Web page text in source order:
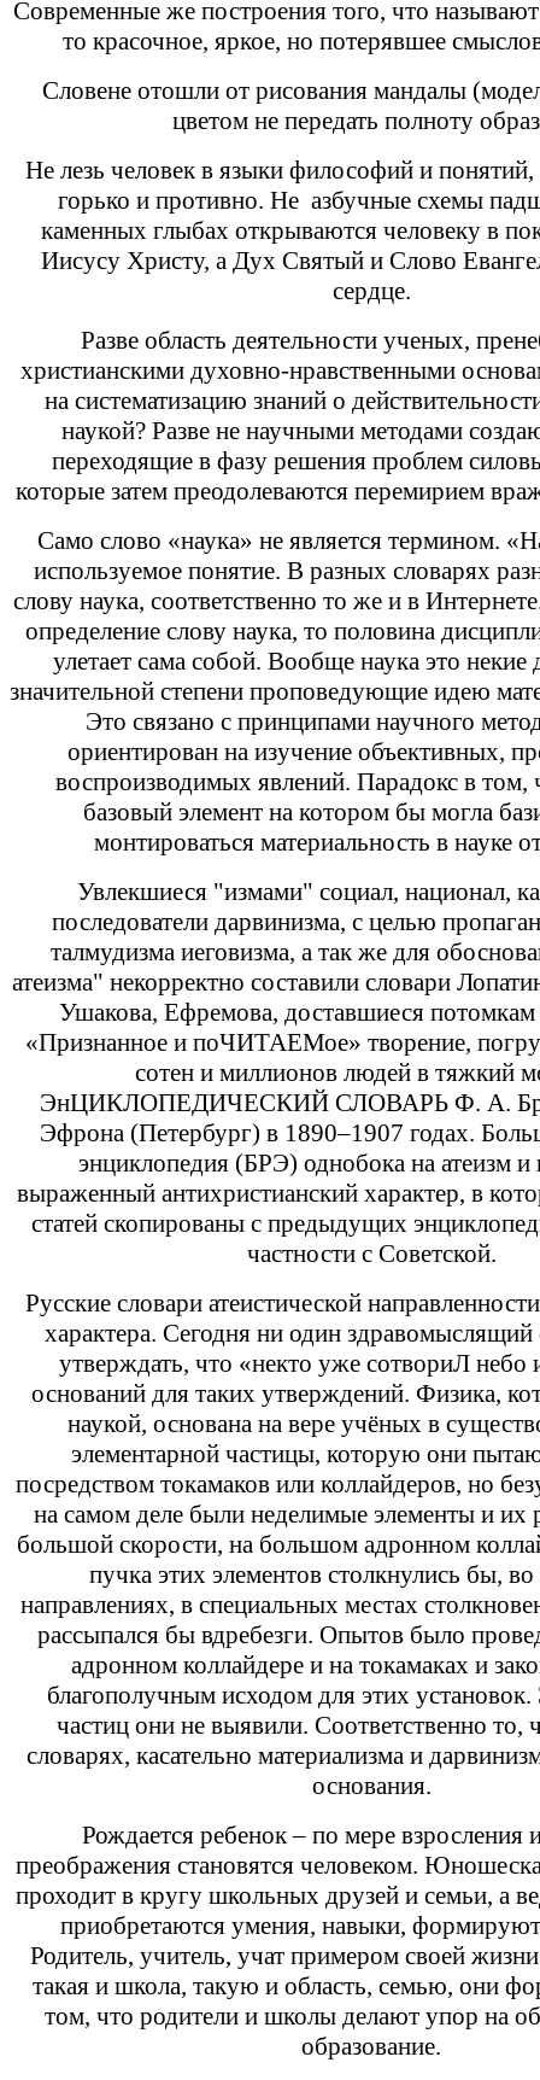
Современные же построения того, что
то красочное, яркое, но потерявшее
Словене отошли от рисования мандалы
цветом не передать полноту
Не лезь человек в языки философий и понятий,
горько и противно. Не азбучные схемы
каменных глыбах открываются человеку в
Иисусу Христу, а Дух Святый и Слово
сердце.
Разве область деятельности ученых,
христианскими духовно-нравственными
на систематизацию знаний о
наукой? Разве не научными методами
переходящие в фазу решения проблем
которые затем преодолеваются перемирием
Само слово «наука» не является термином.
используемое понятие. В разных словарях
слову наука, соответственно то же и в
определение слову наука, то половина
улетает сама собой. Вообще наука это
значительной степени проповедующие идею
Это связано с принципами научного
ориентирован на изучение объективных,
воспроизводимых явлений. Парадокс в том,
базовый элемент на котором бы могла
монтироваться материальность в науке
Увлекшиеся "измами" социал, национал,
последователи дарвинизма, с целью
талмудизма иеговизма, а так же для
атеизма" некорректно составили словари
Ушакова, Ефремова, доставшиеся потомкам
«Признанное и поЧИТАЕМое» творение,
сотен и миллионов людей в тяжкий
ЭнЦИКЛОПЕДИЧЕСКИЙ СЛОВАРЬ Ф. А.
Эфрона (Петербург) в 1890–1907 годах.
энциклопедия (БРЭ) однобока на атеизм и
выраженный антихристианский характер, в
статей скопированы с предыдущих
частности с Советской.
Русские словари атеистической
характера. Сегодня ни один здравомыслящий
утверждать, что «некто уже сотвориЛ небо
оснований для таких утверждений. Физика,
наукой, основана на вере учёных в
элементарной частицы, которую они
посредством токамаков или коллайдеров, но
на самом деле были неделимые элементы и их
большой скорости, на большом адронном
пучка этих элементов столкнулись бы,
направлениях, в специальных местах
рассыпался бы вдребезги. Опытов было
адронном коллайдере и на токамаках и
благополучным исходом для этих
частиц они не выявили. Соответственно то,
словарях, касательно материализма и
основания.
Рождается ребенок – по мере взросления
преображения становятся человеком.
проходит в кругу школьных друзей и семьи, а
приобретаются умения, навыки,
Родитель, учитель, учат примером своей
такая и школа, такую и область, семью, они
том, что родители и школы делают упор на
образование.